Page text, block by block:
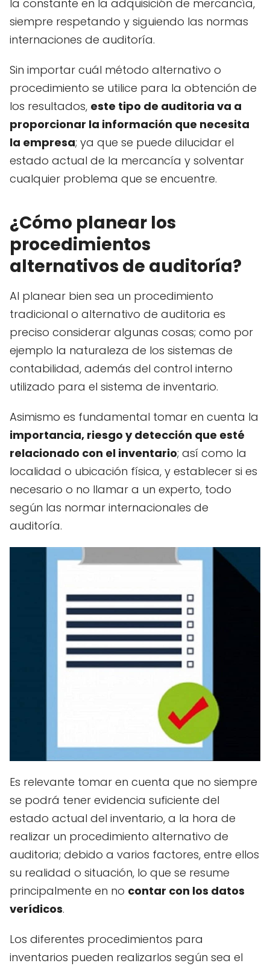
la constante en la adquisición de mercancía,
siempre respetando y siguiendo las normas
internaciones de auditoría.
Sin importar cuál método alternativo o
procedimiento se utilice para la obtención de
los resultados, este tipo de auditoria va a
proporcionar la información que necesita
la empresa; ya que se puede dilucidar el
estado actual de la mercancía y solventar
cualquier problema que se encuentre.
¿Cómo planear los
procedimientos
alternativos de auditoría?
Al planear bien sea un procedimiento
tradicional o alternativo de auditoria es
preciso considerar algunas cosas; como por
ejemplo la naturaleza de los sistemas de
contabilidad, además del control interno
utilizado para el sistema de inventario.
Asimismo es fundamental tomar en cuenta la
importancia, riesgo y detección que esté
relacionado con el inventario; así como la
localidad o ubicación física, y establecer si es
necesario o no llamar a un experto, todo
según las normar internacionales de
auditoría.
Es relevante tomar en cuenta que no siempre
se podrá tener evidencia suficiente del
estado actual del inventario, a la hora de
realizar un procedimiento alternativo de
auditoria; debido a varios factores, entre ellos
su realidad o situación, lo que se resume
principalmente en no contar con los datos
verídicos.
Los diferentes procedimientos para
inventarios pueden realizarlos según sea el